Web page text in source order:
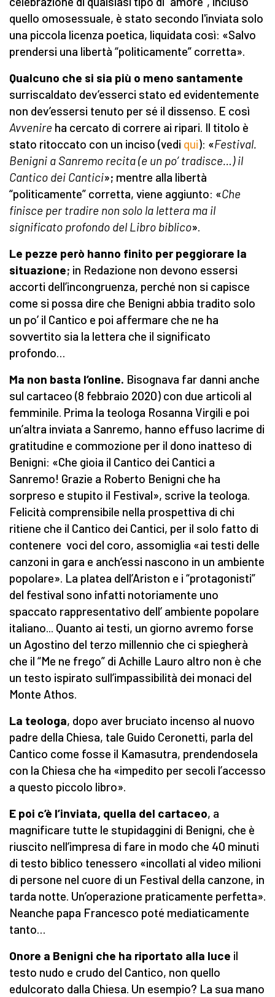
quello omosessuale, è stato secondo l'inviata solo
una piccola licenza poetica, liquidata così: «Salvo
prendersi una libertà “politicamente” corretta».
Qualcuno che si sia più o meno santamente
surriscaldato dev’esserci stato ed evidentemente
non dev’essersi tenuto per sé il dissenso. E così
Avvenire ha cercato di correre ai ripari. Il titolo è
stato ritoccato con un inciso (vedi qui): «Festival.
Benigni a Sanremo recita (e un po’ tradisce…) il
Cantico dei Cantici»; mentre alla libertà
“politicamente” corretta, viene aggiunto: «Che
finisce per tradire non solo la lettera ma il
significato profondo del Libro biblico».
Le pezze però hanno finito per peggiorare la
situazione; in Redazione non devono essersi
accorti dell’incongruenza, perché non si capisce
come si possa dire che Benigni abbia tradito solo
un po’ il Cantico e poi affermare che ne ha
sovvertito sia la lettera che il significato
profondo…
Ma non basta l’online. Bisognava far danni anche
sul cartaceo (8 febbraio 2020) con due articoli al
femminile. Prima la teologa Rosanna Virgili e poi
un’altra inviata a Sanremo, hanno effuso lacrime di
gratitudine e commozione per il dono inatteso di
Benigni: «Che gioia il Cantico dei Cantici a
Sanremo! Grazie a Roberto Benigni che ha
sorpreso e stupito il Festival», scrive la teologa.
Felicità comprensibile nella prospettiva di chi
ritiene che il Cantico dei Cantici, per il solo fatto di
contenere voci del coro, assomiglia «ai testi delle
canzoni in gara e anch’essi nascono in un ambiente
popolare». La platea dell’Ariston e i “protagonisti”
del festival sono infatti notoriamente uno
spaccato rappresentativo dell’ ambiente popolare
italiano... Quanto ai testi, un giorno avremo forse
un Agostino del terzo millennio che ci spiegherà
che il “Me ne frego” di Achille Lauro altro non è che
un testo ispirato sull’impassibilità dei monaci del
Monte Athos.
La teologa, dopo aver bruciato incenso al nuovo
padre della Chiesa, tale Guido Ceronetti, parla del
Cantico come fosse il Kamasutra, prendendosela
con la Chiesa che ha «impedito per secoli l’accesso
a questo piccolo libro».
E poi c’è l’inviata, quella del cartaceo, a
magnificare tutte le stupidaggini di Benigni, che è
riuscito nell’impresa di fare in modo che 40 minuti
di testo biblico tenessero «incollati al video milioni
di persone nel cuore di un Festival della canzone, in
tarda notte. Un’operazione praticamente perfetta».
Neanche papa Francesco poté mediaticamente
tanto…
Onore a Benigni che ha riportato alla luce il
testo nudo e crudo del Cantico, non quello
edulcorato dalla Chiesa. Un esempio? La sua mano